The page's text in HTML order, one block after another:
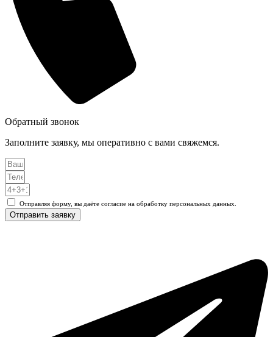
Обратный звонок
Заполните заявку, мы оперативно с вами свяжемся.
Отправляя форму, вы даёте согласие на обработку персональных данных.
Отправить заявку